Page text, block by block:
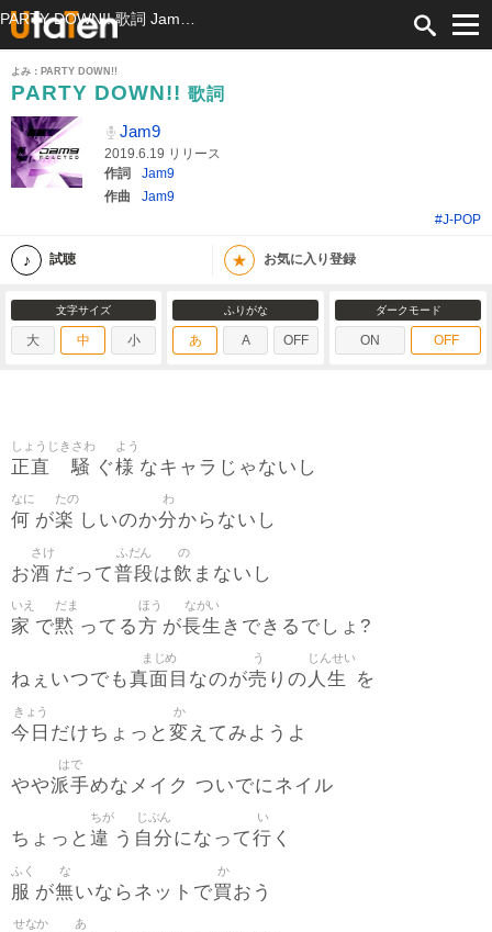
よみ：PARTY DOWN!!
PARTY DOWN!! 歌詞
Jam9
2019.6.19 リリース
作詞
Jam9
作曲
Jam9
#J-POP
試聴 ★ お気に入り登録
文字サイズ
大 中 小
ふりがな
あ A OFF
ダークモード
ON OFF
正直
しょうじき
騒
さわ
ぐ様
よう
なキャラじゃないし
何
なに
が楽
たの
しいのか分
わ
からないし
お酒
さけ
だって普段
ふだん
は飲
の
まないし
家
いえ
で黙
だま
ってる方
ほう
が長生
ながい
きできるでしょ?
ねぇいつでも真面目
まじめ
なのが売
う
りの 人生
じんせい
を
今日
きょう
だけちょっと 変
か
えてみようよ
やや派手
はで
めなメイク ついでにネイル
ちょっと 違
ちが
う 自分
じぶん
になって行
い
く
服
ふく
が無
な
いならネットで買
か
おう
せなか あ